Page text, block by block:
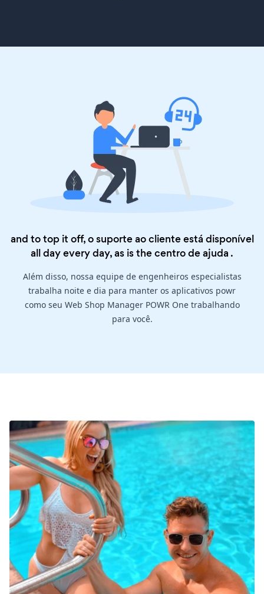
and to top it off, o suporte ao cliente está disponível
all day every day, as is thecentro de ajuda .
Além disso, nossa equipe de engenheiros especialistas
trabalha noite e dia para manter os aplicativos powr
como seu Web Shop Manager POWR One trabalhando
para você.